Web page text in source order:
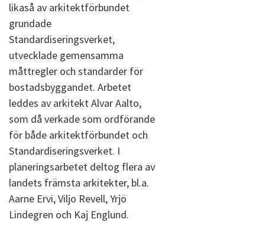
likaså av arkitektförbundet
grundade
Standardiseringsverket,
utvecklade gemensamma
måttregler och standarder för
bostadsbyggandet. Arbetet
leddes av arkitekt Alvar Aalto,
som då verkade som ordförande
för både arkitektförbundet och
Standardiseringsverket. I
planeringsarbetet deltog flera av
landets främsta arkitekter, bl.a.
Aarne Ervi, Viljo Revell, Yrjö
Lindegren och Kaj Englund.